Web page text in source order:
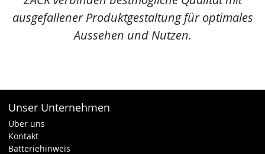
ausgefallener Produktgestaltung für optimales
Aussehen und Nutzen.
Unser Unternehmen
Über uns
Kontakt
Batteriehinweis